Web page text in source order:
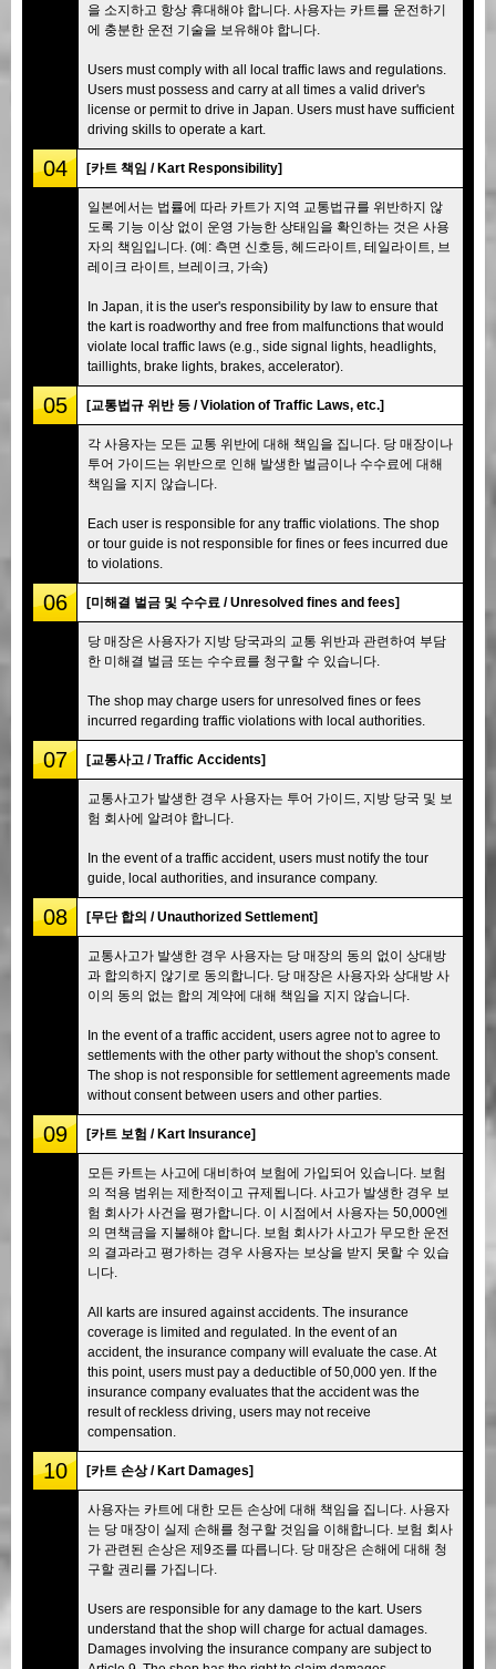
을 소지하고 항상 휴대해야 합니다. 사용자는 카트를 운전하기
에 충분한 운전 기술을 보유해야 합니다.
Users must comply with all local traffic laws and regulations.
Users must possess and carry at all times a valid driver's
license or permit to drive in Japan. Users must have sufficient
driving skills to operate a kart.
04 [카트 책임 / Kart Responsibility]
일본에서는 법률에 따라 카트가 지역 교통법규를 위반하지 않
도록 기능 이상 없이 운영 가능한 상태임을 확인하는 것은 사용
자의 책임입니다. (예: 측면 신호등, 헤드라이트, 테일라이트, 브
레이크 라이트, 브레이크, 가속)
In Japan, it is the user's responsibility by law to ensure that
the kart is roadworthy and free from malfunctions that would
violate local traffic laws (e.g., side signal lights, headlights,
taillights, brake lights, brakes, accelerator).
05 [교통법규 위반 등 / Violation of Traffic Laws, etc.]
각 사용자는 모든 교통 위반에 대해 책임을 집니다. 당 매장이나
투어 가이드는 위반으로 인해 발생한 벌금이나 수수료에 대해
책임을 지지 않습니다.
Each user is responsible for any traffic violations. The shop
or tour guide is not responsible for fines or fees incurred due
to violations.
06 [미해결 벌금 및 수수료 / Unresolved fines and fees]
당 매장은 사용자가 지방 당국과의 교통 위반과 관련하여 부담
한 미해결 벌금 또는 수수료를 청구할 수 있습니다.
The shop may charge users for unresolved fines or fees
incurred regarding traffic violations with local authorities.
07 [교통사고 / Traffic Accidents]
교통사고가 발생한 경우 사용자는 투어 가이드, 지방 당국 및 보
험 회사에 알려야 합니다.
In the event of a traffic accident, users must notify the tour
guide, local authorities, and insurance company.
08 [무단 합의 / Unauthorized Settlement]
교통사고가 발생한 경우 사용자는 당 매장의 동의 없이 상대방
과 합의하지 않기로 동의합니다. 당 매장은 사용자와 상대방 사
이의 동의 없는 합의 계약에 대해 책임을 지지 않습니다.
In the event of a traffic accident, users agree not to agree to
settlements with the other party without the shop's consent.
The shop is not responsible for settlement agreements made
without consent between users and other parties.
09 [카트 보험 / Kart Insurance]
모든 카트는 사고에 대비하여 보험에 가입되어 있습니다. 보험
의 적용 범위는 제한적이고 규제됩니다. 사고가 발생한 경우 보
험 회사가 사건을 평가합니다. 이 시점에서 사용자는 50,000엔
의 면책금을 지불해야 합니다. 보험 회사가 사고가 무모한 운전
의 결과라고 평가하는 경우 사용자는 보상을 받지 못할 수 있습
니다.
All karts are insured against accidents. The insurance
coverage is limited and regulated. In the event of an
accident, the insurance company will evaluate the case. At
this point, users must pay a deductible of 50,000 yen. If the
insurance company evaluates that the accident was the
result of reckless driving, users may not receive
compensation.
10 [카트 손상 / Kart Damages]
사용자는 카트에 대한 모든 손상에 대해 책임을 집니다. 사용자
는 당 매장이 실제 손해를 청구할 것임을 이해합니다. 보험 회사
가 관련된 손상은 제9조를 따릅니다. 당 매장은 손해에 대해 청
구할 권리를 가집니다.
Users are responsible for any damage to the kart. Users
understand that the shop will charge for actual damages.
Damages involving the insurance company are subject to